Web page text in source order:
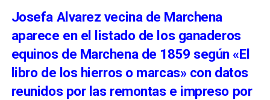
15 y el 22 de agosto.
Josefa Alvarez vecina de Marchena
aparece en el listado de los ganaderos
equinos de Marchena de 1859 según «El
libro de los hierros o marcas» con datos
reunidos por las remontas e impreso por